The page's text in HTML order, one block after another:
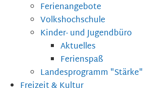
Ferienangebote
Volkshochschule
Kinder- und Jugendbüro
Aktuelles
Ferienspaß
Landesprogramm "Stärke"